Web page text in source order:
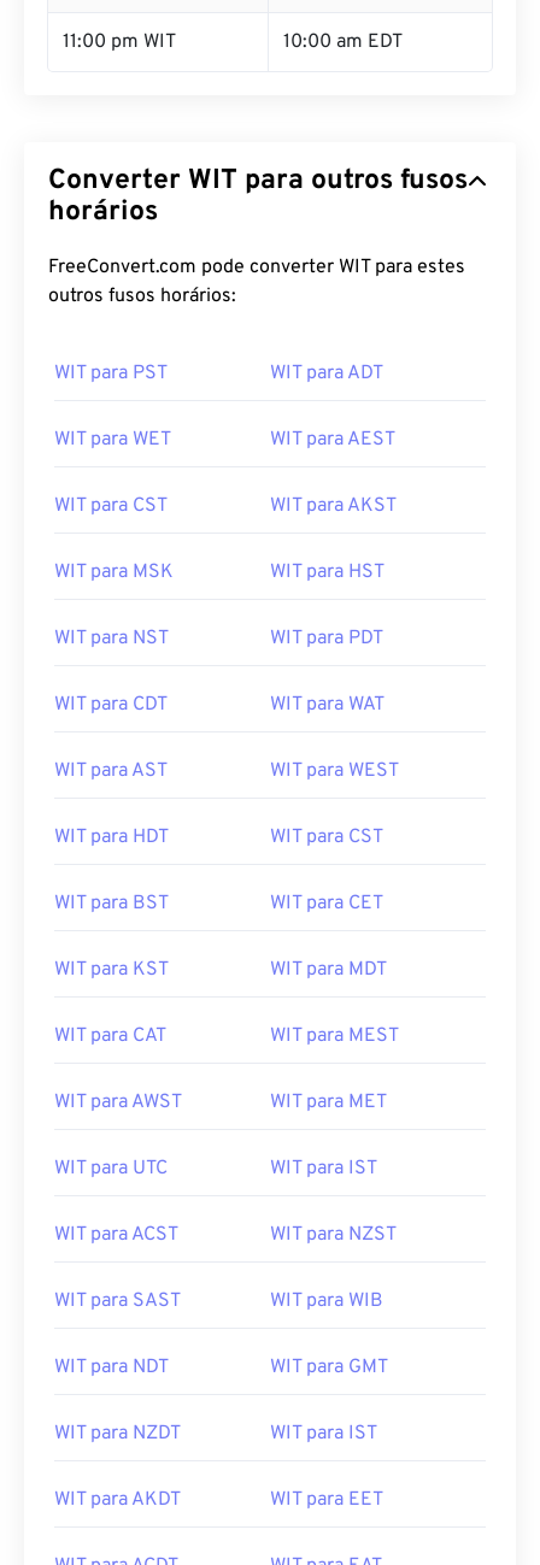
11:00 pm WIT 10:00 am EDT
Converter WIT para outros fusos
horários
FreeConvert.com pode converter WIT para estes
outros fusos horários:
WIT para PST WIT para ADT
WIT para WET WIT para AEST
WIT para CST WIT para AKST
WIT para MSK WIT para HST
WIT para NST WIT para PDT
WIT para CDT WIT para WAT
WIT para AST WIT para WEST
WIT para HDT WIT para CST
WIT para BST WIT para CET
WIT para KST WIT para MDT
WIT para CAT WIT para MEST
WIT para AWST WIT para MET
WIT para UTC WIT para IST
WIT para ACST WIT para NZST
WIT para SAST WIT para WIB
WIT para NDT WIT para GMT
WIT para NZDT WIT para IST
WIT para AKDT WIT para EET